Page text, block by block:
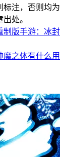
标注，否则均
处。
制版手游：冰
魔之体有什么